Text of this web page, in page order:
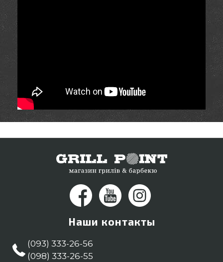
Наши контакты
(093) 333-26-56
(098) 333-26-55